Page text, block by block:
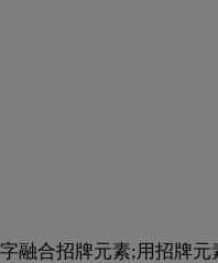
融合招牌元素;用招牌